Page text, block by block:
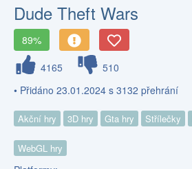
Dude Theft Wars
89%
4165
510
• Přidáno 23.01.2024 s 3132 přehrání
Akční hry 3D hry Gta hry Střílečky
WebGL hry